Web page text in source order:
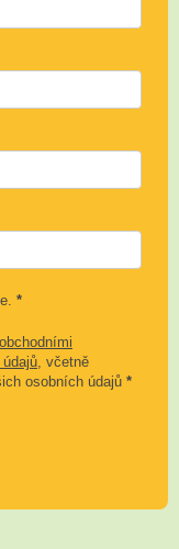
*
, včetně
osobních údajů *